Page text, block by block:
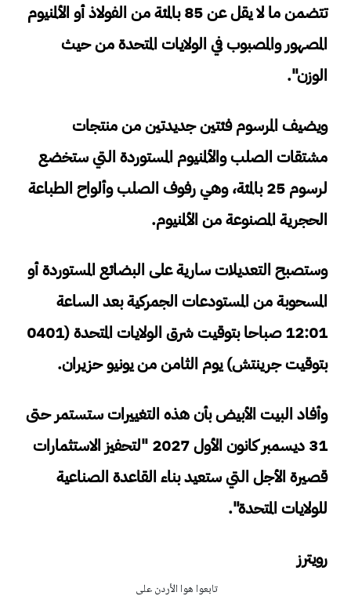
تتضمن ما لا يقل عن 85 بالمئة من الفولاذ أو الألمنيوم
المصهور والمصبوب في الولايات المتحدة من حيث
الوزن".
ويضيف المرسوم فئتين جديدتين من منتجات
مشتقات الصلب والألمنيوم المستوردة التي ستخضع
لرسوم 25 بالمئة، وهي رفوف الصلب وألواح الطباعة
الحجرية المصنوعة من الألمنيوم.
وستصبح التعديلات سارية على البضائع المستوردة أو
المسحوبة من المستودعات الجمركية بعد الساعة
12:01 صباحا بتوقيت شرق الولايات المتحدة (0401
بتوقيت جرينتش) يوم الثامن من يونيو حزيران.
وأفاد البيت الأبيض بأن هذه التغييرات ستستمر حتى
31 ديسمبر كانون الأول 2027 "لتحفيز الاستثمارات
قصيرة الأجل التي ستعيد بناء القاعدة الصناعية
للولايات المتحدة".
رويترز
تابعوا هوا الأردن على